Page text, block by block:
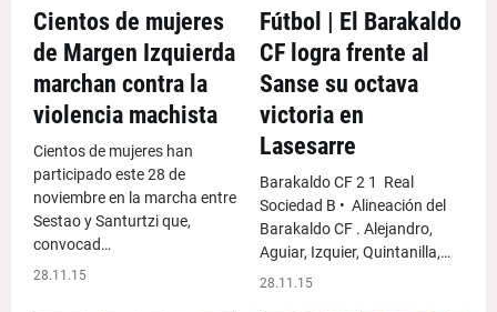
Cientos de mujeres
de Margen Izquierda
marchan contra la
violencia machista
Cientos de mujeres han
participado este 28 de
noviembre en la marcha entre
Sestao y Santurtzi que,
convocad…
28.11.15
Fútbol | El Barakaldo
CF logra frente al
Sanse su octava
victoria en
Lasesarre
Barakaldo CF 2 1 Real
Sociedad B • Alineación del
Barakaldo CF . Alejandro,
Aguiar, Izquier, Quintanilla,…
28.11.15